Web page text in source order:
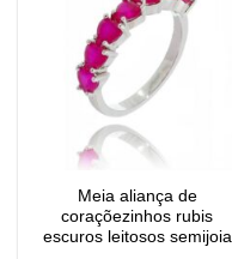
Meia aliança de
coraçõezinhos rubis
escuros leitosos semijoia